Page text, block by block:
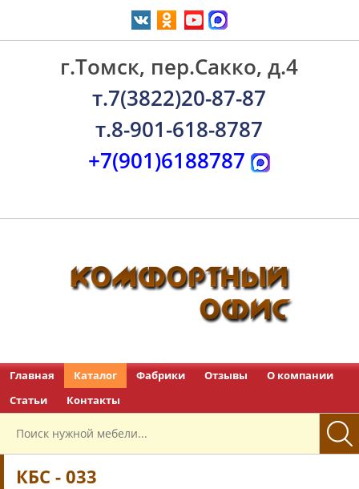
г.Томск, пер.Сакко, д.4
т.7(3822)20-87-87
т.8-901-618-8787
+7(901)6188787
Главная Каталог Фабрики Отзывы
О компании
Статьи
Контакты
КБС - 033